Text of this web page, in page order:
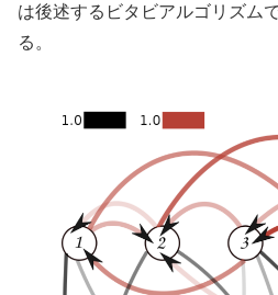
は後述するビタビアルゴリズム
る。